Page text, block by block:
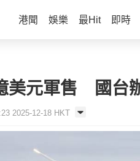
港聞 娛樂 最Hit 即時
美元軍售 國台
2025-12-18 HKT